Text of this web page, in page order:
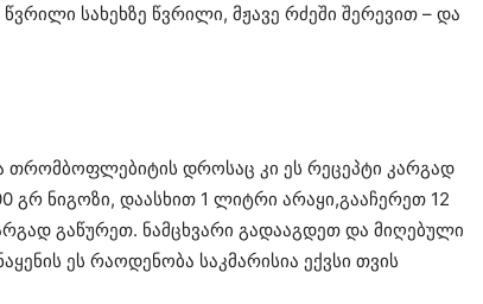
სახეხზე წვრილი, მჟავე რძეში შერევით – და
თრომბოფლებიტის დროსაც კი ეს რეცეპტი კარგად
გრ ნიგოზი, დაასხით 1 ლიტრი არაყი,გააჩერეთ 12
გაწურეთ. ნამცხვარი გადააგდეთ და მიღებული
ეს რაოდენობა საკმარისია ექვსი თვის